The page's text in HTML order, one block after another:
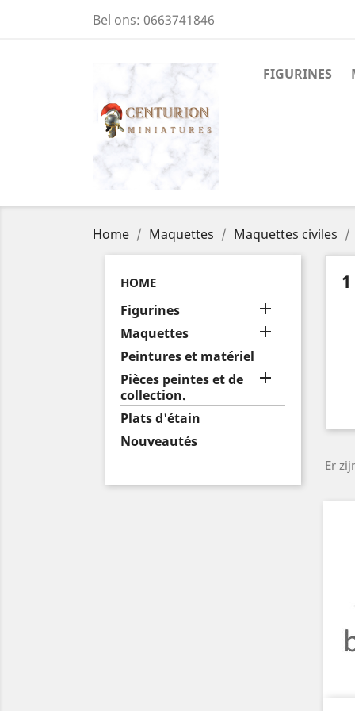
Bel ons: 0663741846
FIGURINES
Home Maquettes Maquettes civiles
HOME
Figurines 
Maquettes 
Peintures et matériel
Pièces peintes et de
collection.

Plats d'étain
Nouveautés
Er